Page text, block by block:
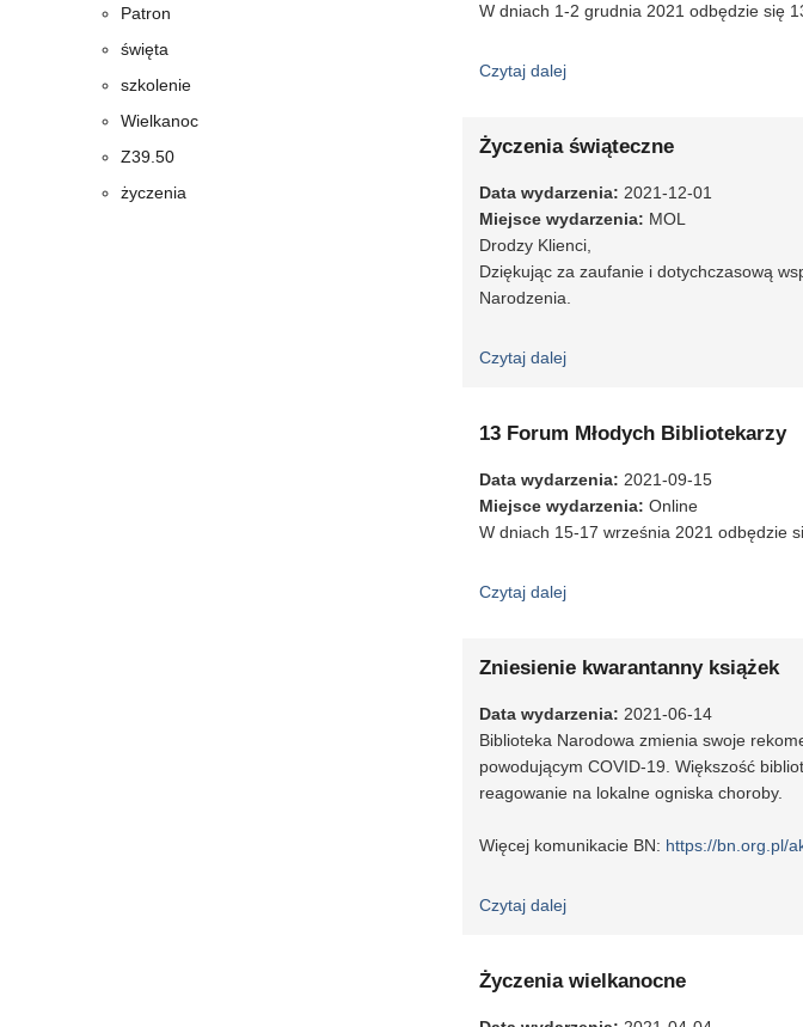
W dniach 1-2 grudnia 2021 odbędzie się
Czytaj dalej
Życzenia świąteczne
Data wydarzenia: 2021-12-01
Miejsce wydarzenia: MOL
Drodzy Klienci,
Dziękując za zaufanie i dotychczasową
Narodzenia.
Czytaj dalej
13 Forum Młodych Bibliotekarzy
Data wydarzenia: 2021-09-15
Miejsce wydarzenia: Online
W dniach 15-17 września 2021 odbędzie
Czytaj dalej
Zniesienie kwarantanny książek
Data wydarzenia: 2021-06-14
Biblioteka Narodowa zmienia swoje
powodującym COVID-19. Większość
reagowanie na lokalne ogniska choroby.
Więcej komunikacie BN: https://bn.org.pl/
Czytaj dalej
Życzenia wielkanocne
Patron
święta
szkolenie
Wielkanoc
Z39.50
życzenia